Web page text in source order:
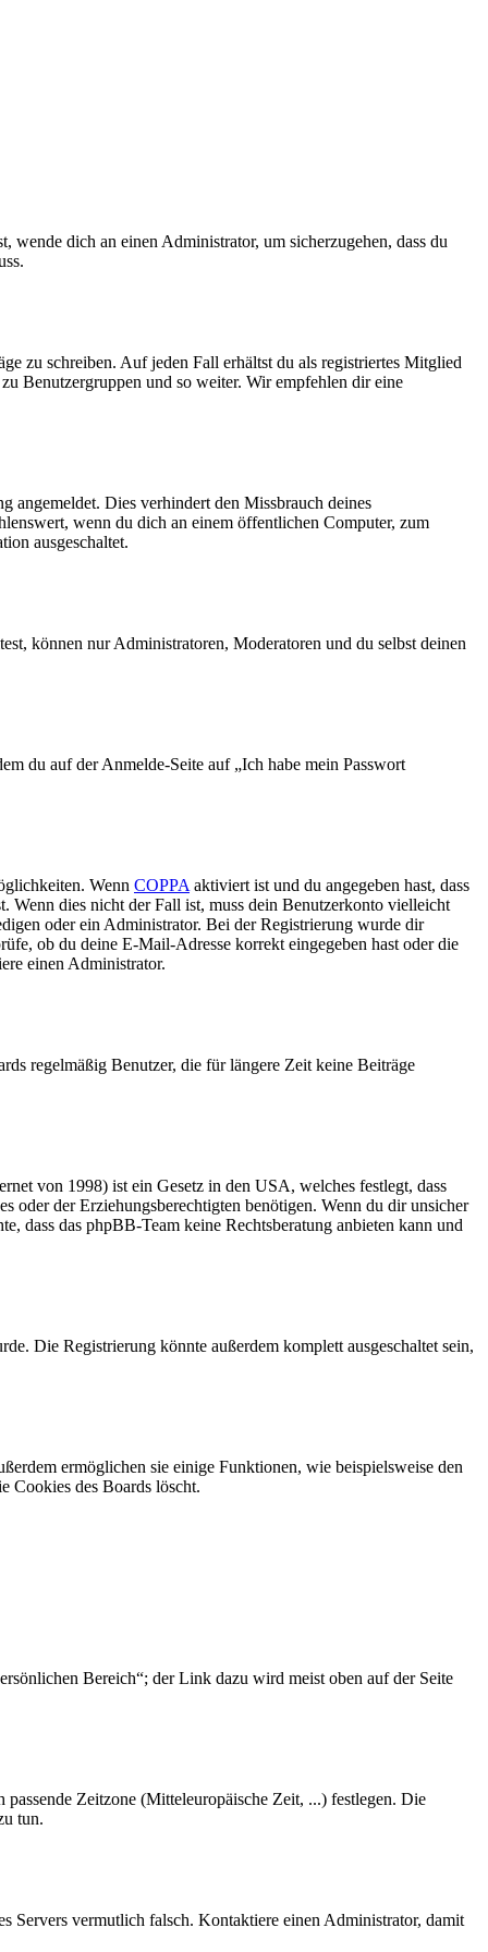
dich an einen Administrator, um sicherzugehen, dass du
zu schreiben. Auf jeden Fall erhältst du als registriertes Mitglied
Benutzergruppen und so weiter. Wir empfehlen dir eine
angemeldet. Dies verhindert den Missbrauch deines
wenn du dich an einem öffentlichen Computer, zum
ausgeschaltet.
können nur Administratoren, Moderatoren und du selbst deinen
du auf der Anmelde-Seite auf „Ich habe mein Passwort
Wenn COPPA aktiviert ist und du angegeben hast, dass
Wenn dies nicht der Fall ist, muss dein Benutzerkonto vielleicht
oder ein Administrator. Bei der Registrierung wurde dir
ob du deine E-Mail-Adresse korrekt eingegeben hast oder die
einen Administrator.
regelmäßig Benutzer, die für längere Zeit keine Beiträge
von 1998) ist ein Gesetz in den USA, welches festlegt, dass
oder der Erziehungsberechtigten benötigen. Wenn du dir unsicher
dass das phpBB-Team keine Rechtsberatung anbieten kann und
Die Registrierung könnte außerdem komplett ausgeschaltet sein,
ermöglichen sie einige Funktionen, wie beispielsweise den
Cookies des Boards löscht.
Bereich“; der Link dazu wird meist oben auf der Seite
Zeitzone (Mitteleuropäische Zeit, ...) festlegen. Die
tun.
Servers vermutlich falsch. Kontaktiere einen Administrator, damit